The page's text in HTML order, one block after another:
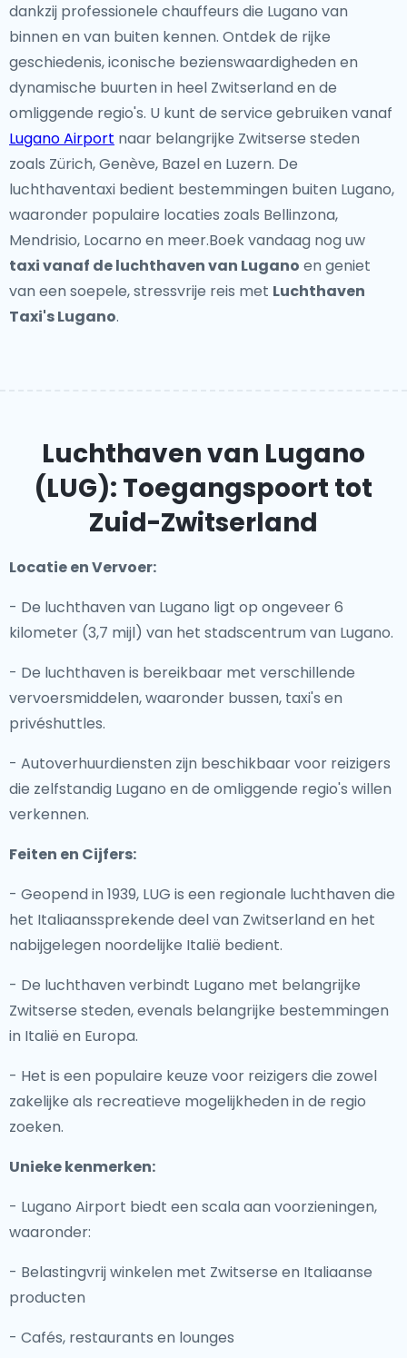
dankzij professionele chauffeurs die Lugano van
binnen en van buiten kennen. Ontdek de rijke
geschiedenis, iconische bezienswaardigheden en
dynamische buurten in heel Zwitserland en de
omliggende regio's. U kunt de service gebruiken vanaf
Lugano Airport naar belangrijke Zwitserse steden
zoals Zürich, Genève, Bazel en Luzern. De
luchthaventaxi bedient bestemmingen buiten Lugano,
waaronder populaire locaties zoals Bellinzona,
Mendrisio, Locarno en meer.Boek vandaag nog uw
taxi vanaf de luchthaven van Lugano en geniet
van een soepele, stressvrije reis met Luchthaven
Taxi's Lugano.
Luchthaven van Lugano
(LUG): Toegangspoort tot
Zuid-Zwitserland
Locatie en Vervoer:
- De luchthaven van Lugano ligt op ongeveer 6
kilometer (3,7 mijl) van het stadscentrum van Lugano.
- De luchthaven is bereikbaar met verschillende
vervoersmiddelen, waaronder bussen, taxi's en
privéshuttles.
- Autoverhuurdiensten zijn beschikbaar voor reizigers
die zelfstandig Lugano en de omliggende regio's willen
verkennen.
Feiten en Cijfers:
- Geopend in 1939, LUG is een regionale luchthaven die
het Italiaanssprekende deel van Zwitserland en het
nabijgelegen noordelijke Italië bedient.
- De luchthaven verbindt Lugano met belangrijke
Zwitserse steden, evenals belangrijke bestemmingen
in Italië en Europa.
- Het is een populaire keuze voor reizigers die zowel
zakelijke als recreatieve mogelijkheden in de regio
zoeken.
Unieke kenmerken:
- Lugano Airport biedt een scala aan voorzieningen,
waaronder:
- Belastingvrij winkelen met Zwitserse en Italiaanse
producten
- Cafés, restaurants en lounges